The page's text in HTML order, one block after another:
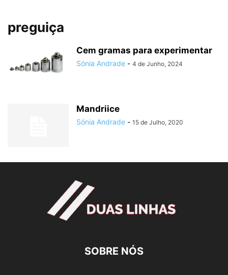
preguiça
Cem gramas para experimentar
Sónia Andrade - 4 de Junho, 2024
Mandriice
Sónia Andrade - 15 de Julho, 2020
SOBRE NÓS